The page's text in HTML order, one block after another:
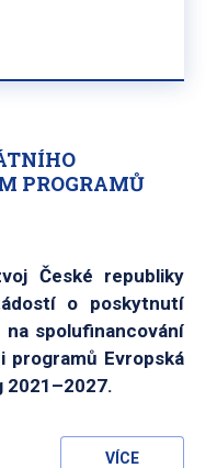
PROGRAMŮ
České republiky
o poskytnutí
spolufinancování
programů Evropská
2021–2027.
VÍCE